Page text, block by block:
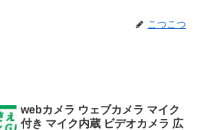
こつこつ
webカメラ ウェブカメラ マイク
付き マイク内蔵 ビデオカメラ 広